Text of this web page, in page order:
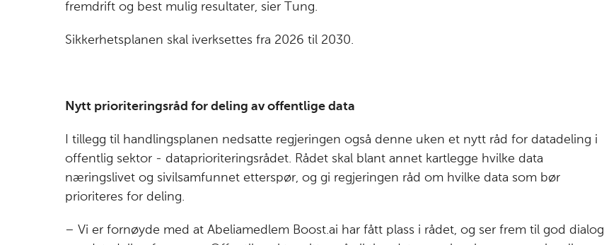
fremdrift og best mulig resultater, sier Tung.
Sikkerhetsplanen skal iverksettes fra 2026 til 2030.
Nytt prioriteringsråd for deling av offentlige data
I tillegg til handlingsplanen nedsatte regjeringen også denne uken et nytt råd for datadeling i
offentlig sektor - dataprioriteringsrådet. Rådet skal blant annet kartlegge hvilke data
næringslivet og sivilsamfunnet etterspør, og gi regjeringen råd om hvilke data som bør
prioriteres for deling.
– Vi er fornøyde med at Abeliamedlem Boost.ai har fått plass i rådet, og ser frem til god dialog